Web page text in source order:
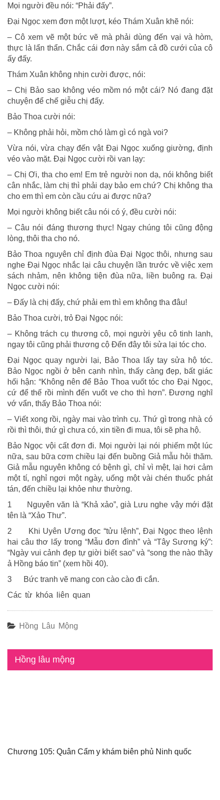
Mọi người đều nói: “Phải đấy”.
Đại Ngọc xem đơn một lượt, kéo Thám Xuân khẽ nói:
– Cô xem vẽ một bức vẽ mà phải dùng đến vại và hòm,
thực là lẩn thẩn. Chắc cái đơn này sắm cả đồ cưới của cô
ấy đấy.
Thám Xuân không nhịn cười được, nói:
– Chị Bảo sao không véo mồm nó một cái? Nó đang đặt
chuyện để chế giễu chị đấy.
Bảo Thoa cười nói:
– Không phải hỏi, mồm chó làm gì có ngà voi?
Vừa nói, vừa chạy đến vật Đại Ngọc xuống giường, định
véo vào mặt. Đại Ngọc cười rồi van lạy:
– Chị Ơi, tha cho em! Em trẻ người non dạ, nói không biết
cân nhắc, làm chị thì phải dạy bảo em chứ? Chị không tha
cho em thì em còn cầu cứu ai được nữa?
Mọi người không biết câu nói có ý, đều cười nói:
– Câu nói đáng thương thực! Ngay chúng tôi cũng động
lòng, thôi tha cho nó.
Bảo Thoa nguyên chỉ định đùa Đại Ngọc thôi, nhưng sau
nghe Đại Ngọc nhắc lại câu chuyện lần trước về việc xem
sách nhảm, nên không tiện đùa nữa, liền buông ra. Đại
Ngọc cười nói:
– Đấy là chị đấy, chứ phải em thì em không tha đâu!
Bảo Thoa cười, trỏ Đại Ngọc nói:
– Không trách cụ thương cô, mọi người yêu cô tinh lanh,
ngay tôi cũng phải thương cộ Đến đây tôi sửa lại tóc cho.
Đại Ngọc quay người lại, Bảo Thoa lấy tay sửa hộ tóc.
Bảo Ngọc ngồi ở bên cạnh nhìn, thấy càng đẹp, bất giác
hối hận: “Không nên để Bảo Thoa vuốt tóc cho Đại Ngọc,
cứ để thế rồi mình đến vuốt ve cho thì hơn”. Đương nghĩ
vớ vẩn, thấy Bảo Thoa nói:
– Viết xong rồi, ngày mai vào trình cụ. Thứ gì trong nhà có
rồi thì thôi, thứ gì chưa có, xin tiền đi mua, tôi sẽ pha hộ.
Bảo Ngọc vội cất đơn đi. Mọi người lại nói phiếm một lúc
nữa, sau bữa cơm chiều lại đến buồng Giả mẫu hỏi thăm.
Giả mẫu nguyên không có bệnh gì, chỉ vì mệt, lại hơi cảm
một tí, nghỉ ngơi một ngày, uống một vài chén thuốc phát
tán, đến chiều lại khỏe như thường.
1 Nguyên văn là “Khả xảo”, già Lưu nghe vậy mới đặt
tên là “Xảo Thư”.
2 Khi Uyên Ương đọc “tửu lệnh”, Đại Ngọc theo lệnh
hai câu thơ lấy trong “Mẫu đơn đình” và “Tây Sương ký”:
“Ngày vui cảnh đẹp tự giời biết sao” và “song the nào thầy
ả Hồng báo tin” (xem hồi 40).
3 Bức tranh vẽ mang con cào cào đi cắn.
Các từ khóa liên quan
Hồng Lâu Mộng
Hồng lâu mộng
Chương 105: Quân Cẩm y khám biên phủ Ninh quốc